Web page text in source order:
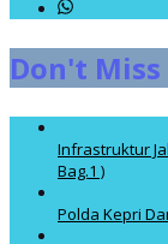
Don't Miss
Infrastruktur
Bag.1 )
Polda Kepri